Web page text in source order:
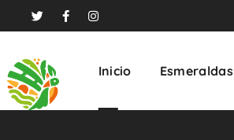
Inicio Esmeraldas